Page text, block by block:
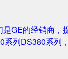
GE的经销商，
列DS380系列